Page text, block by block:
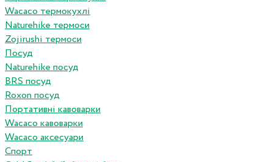
Wacaco термокухлі
Naturehike термоси
Zojirushi термоси
Посуд
Naturehike посуд
BRS посуд
Roxon посуд
Портативні кавоварки
Wacaco кавоварки
Wacaco аксесуари
Спорт